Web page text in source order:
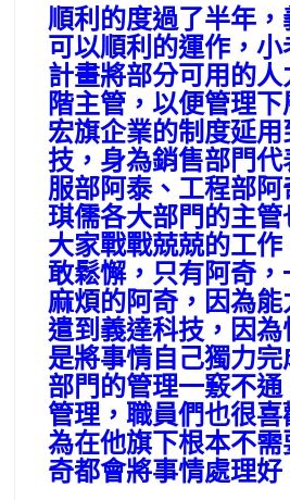
順利的度過了半年
可以順利的運作，
計畫將部分可用的
階主管，以便管理
宏旗企業的制度延
技，身為銷售部門
服部阿泰、工程部
琪儒各大部門的主管
大家戰戰兢兢的工
敢鬆懈，只有阿奇
麻煩的阿奇，因為
遣到義達科技，因
是將事情自己獨力
部門的管理一竅不
管理，職員們也很
為在他旗下根本不
奇都會將事情處理好